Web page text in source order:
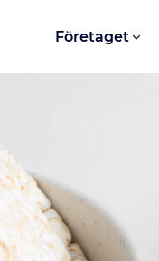
Företaget